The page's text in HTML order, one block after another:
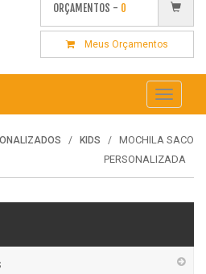
ORÇAMENTOS - 0
Meus Orçamentos
Toggle
KIDS
MOCHILA SACO
PERSONALIZADA